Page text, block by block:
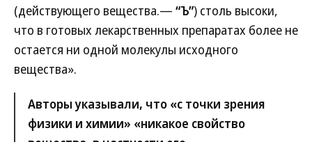
(действующего вещества.— “Ъ”) столь высоки,
что в готовых лекарственных препаратах более не
остается ни одной молекулы исходного
вещества».
Авторы указывали, что «с точки зрения
физики и химии» «никакое свойство